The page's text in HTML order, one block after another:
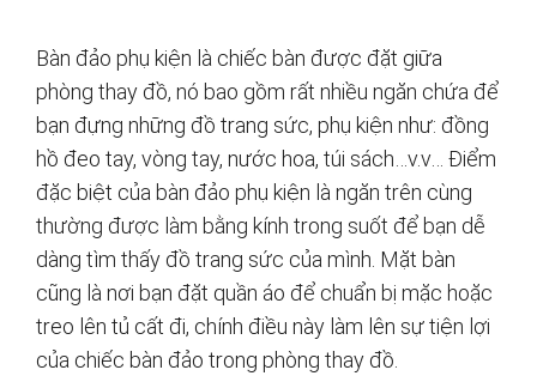
Bàn đảo phụ kiện là chiếc bàn được đặt giữa
phòng thay đồ, nó bao gồm rất nhiều ngăn chứa để
bạn đựng những đồ trang sức, phụ kiện như: đồng
hồ đeo tay, vòng tay, nước hoa, túi sách…v.v… Điểm
đặc biệt của bàn đảo phụ kiện là ngăn trên cùng
thường được làm bằng kính trong suốt để bạn dễ
dàng tìm thấy đồ trang sức của mình. Mặt bàn
cũng là nơi bạn đặt quần áo để chuẩn bị mặc hoặc
treo lên tủ cất đi, chính điều này làm lên sự tiện lợi
của chiếc bàn đảo trong phòng thay đồ.